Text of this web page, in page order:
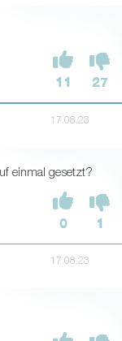
11 27
17.08.23
einmal gesetzt?
0 1
17.08.23